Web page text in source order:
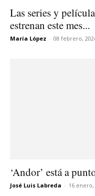
Las series y
estrenan este mes...
María López - 08 febrero,
‘Andor’ está a
José Luis Labreda - 16 enero,